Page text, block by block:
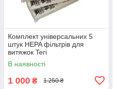
Комплект універсальних 5
штук HEPA фільтрів для
витяжок Teri
В наявності
1 000 ₴ 1 250 ₴